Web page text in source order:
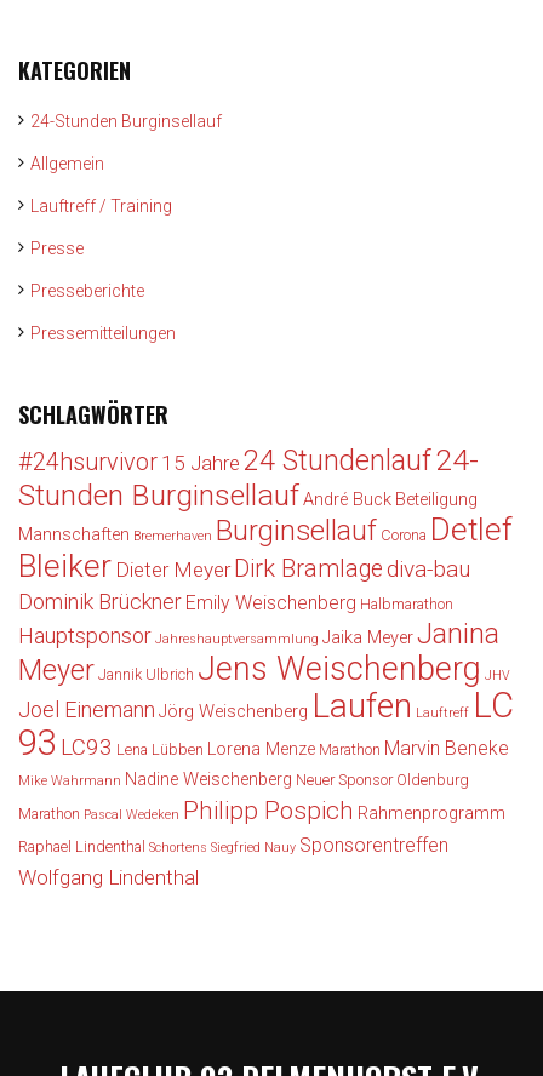
KATEGORIEN
24-Stunden Burginsellauf
Allgemein
Lauftreff / Training
Presse
Presseberichte
Pressemitteilungen
SCHLAGWÖRTER
#24hsurvivor 15 Jahre 24 Stundenlauf24-
Stunden BurginsellaufAndré Buck Beteiligung
Mannschaften Bremerhaven Burginsellauf Corona Detlef
Bleiker Dieter Meyer Dirk Bramlagediva-bau
Dominik Brückner Emily Weischenberg Halbmarathon
Hauptsponsor Jahreshauptversammlung Jaika MeyerJanina
Meyer Jannik Ulbrich Jens Weischenberg JHV
Joel Einemann Jörg Weischenberg Laufen Lauftreff LC
93 LC93 Lena Lübben Lorena Menze Marathon Marvin Beneke
Mike Wahrmann Nadine Weischenberg Neuer Sponsor Oldenburg
Marathon Pascal Wedeken Philipp Pospich Rahmenprogramm
Raphael Lindenthal Schortens Siegfried Nauy Sponsorentreffen
Wolfgang Lindenthal